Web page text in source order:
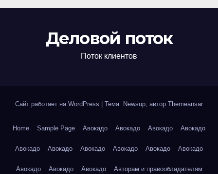
Деловой поток
Поток клиентов
Сайт работает на WordPress Тема: Newsup, автор Themeansar
Home Sample Page Авокадо Авокадо Авокадо Авокадо
Авокадо Авокадо Авокадо Авокадо Авокадо Авокадо
Авокадо Авокадо Авокадо Авторам и правообладателям